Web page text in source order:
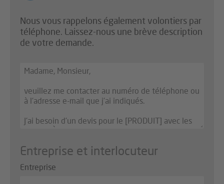
Nous vous rappelons également volontiers par
téléphone. Laissez-nous une brève description
de votre demande.
Bitte
ignorieren
Sie
dieses
wenn
Sie
Mensch
sind!
Entreprise et interlocuteur
Entreprise